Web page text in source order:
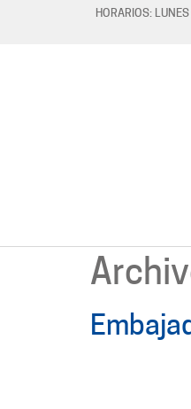
HORARIOS: